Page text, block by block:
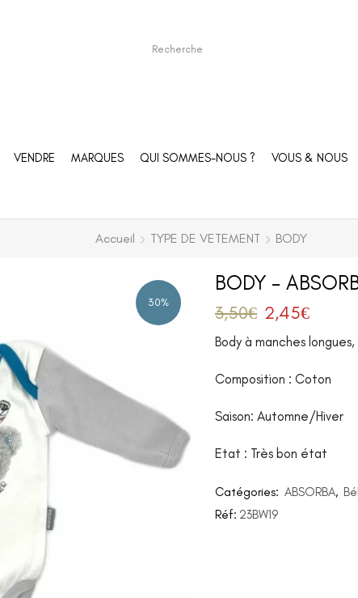
VENDRE MARQUES QUI SOMMES-NOUS ? VOUS & NOUS
Accueil TYPE DE VETEMENT BODY
30%
BODY –
3,50€ 2,45€
Body à manches
Composition : Coton
Saison: Automne/Hiver
Etat : Très bon état
Catégories: ABSORBA,
Réf: 23BW19